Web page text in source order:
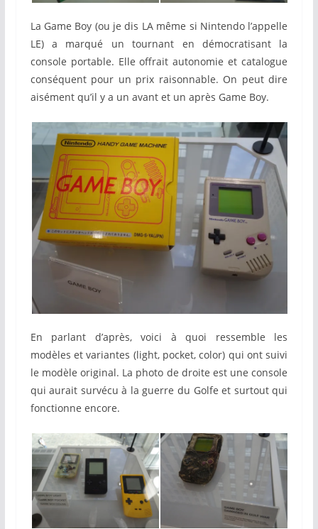
La Game Boy (ou je dis LA même si Nintendo l’appelle
LE) a marqué un tournant en démocratisant la
console portable. Elle offrait autonomie et catalogue
conséquent pour un prix raisonnable. On peut dire
aisément qu’il y a un avant et un après Game Boy.
En parlant d’après, voici à quoi ressemble les
modèles et variantes (light, pocket, color) qui ont suivi
le modèle original. La photo de droite est une console
qui aurait survécu à la guerre du Golfe et surtout qui
fonctionne encore.